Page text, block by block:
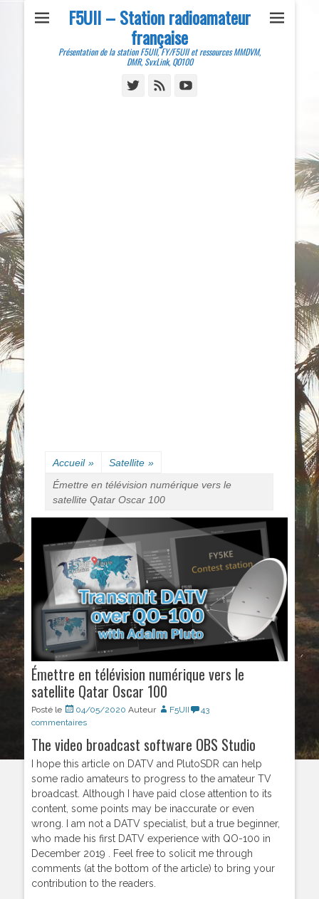
F5UII – Station radioamateur
française
Présentation de la station F5UII, FY/F5UII et ressources MMDVM,
DMR, SvxLink, QO100
TwitterFeed
Accueil » Satellite »
Émettre en télévision numérique vers le
satellite Qatar Oscar 100
Émettre en télévision numérique vers le
satellite Qatar Oscar 100
Posté le 04/05/2020 Auteur F5UII
43
commentaires
The video broadcast software OBS Studio
I hope this article on DATV and PlutoSDR can help
some radio amateurs to progress to the amateur TV
broadcast. Although I have paid close attention to its
content, some points may be inaccurate or even
wrong. I am not a DATV specialist, but a true beginner,
who made his first DATV experience with QO-100 in
December 2019 . Feel free to solicit me through
comments (at the bottom of the article) to bring your
contribution to the readers.